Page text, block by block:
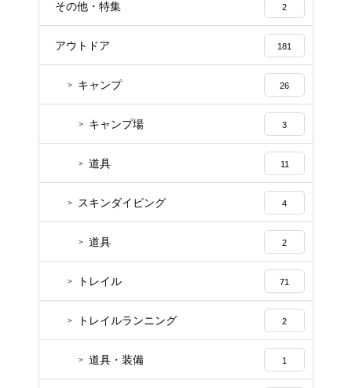
その他・特集 2
アウトドア 181
キャンプ 26
キャンプ場 3
道具 11
スキンダイビング 4
道具 2
トレイル 71
トレイルランニング 2
道具・装備 1